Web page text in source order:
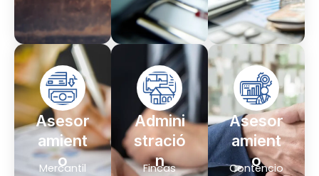
Asesor
amient
o
Mercantil
Admini
stració
n
Fincas
Asesor
amient
o
Contencio